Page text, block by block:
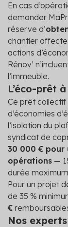
En cas
demander
réserve d’
chantier affecte
actions
Rénov’
l’immeuble.
L’éco-prêt
Ce prêt collectif
d’économies
l’isolation du
syndicat de
30 000 € pour
opérations —
durée
Pour un projet
de 35 %
€
Nos